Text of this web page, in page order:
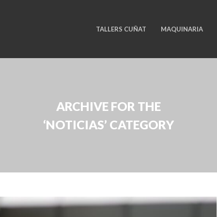
TALLERS CUÑAT MAQUINARIA
ARCHIVE FOR THE
‘NOTICIAS’ CATEGORY